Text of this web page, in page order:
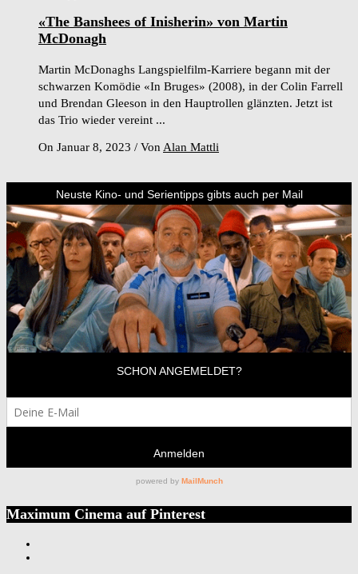
«The Banshees of Inisherin» von Martin
McDonagh
Martin McDonaghs Langspielfilm-Karriere begann mit der
schwarzen Komödie «In Bruges» (2008), in der Colin Farrell
und Brendan Gleeson in den Hauptrollen glänzten. Jetzt ist
das Trio wieder vereint ...
On Januar 8, 2023 / Von Alan Mattli
Maximum Cinema auf Pinterest